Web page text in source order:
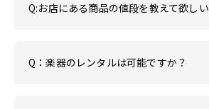
Q:お店にある商品の値段を教えて欲しい
Q：楽器のレンタルは可能ですか？